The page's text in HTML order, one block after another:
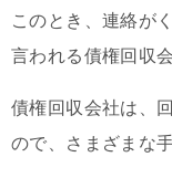
このとき、連絡が
言われる債権回収
債権回収会社は、
ので、さまざまな